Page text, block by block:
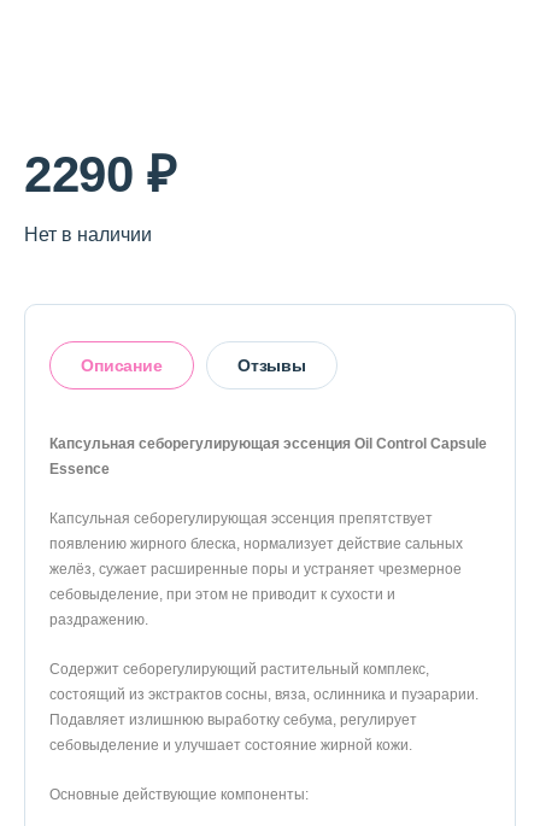
Доставка и оплата
Политика конфиденциальности
+7 (996) 962 69 66
2290 ₽
Нет в наличии
Описание Отзывы
Капсульная себорегулирующая эссенция Oil Control Capsule
Essence
Капсульная себорегулирующая эссенция препятствует
появлению жирного блеска, нормализует действие сальных
желёз, сужает расширенные поры и устраняет чрезмерное
себовыделение, при этом не приводит к сухости и
раздражению.
Содержит себорегулирующий растительный комплекс,
состоящий из экстрактов сосны, вяза, ослинника и пуэарарии.
Подавляет излишнюю выработку себума, регулирует
себовыделение и улучшает состояние жирной кожи.
Основные действующие компоненты: